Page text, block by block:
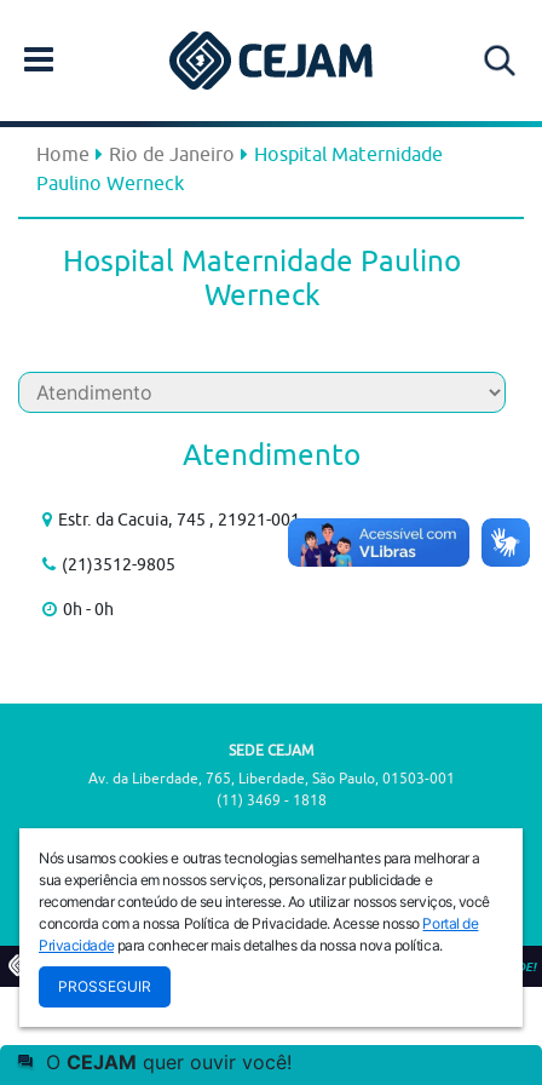
Home Rio de Janeiro
Hospital Maternidade
Paulino Werneck
Hospital Maternidade Paulino
Werneck
Atendimento
Estr. da Cacuia, 745 , 21921-001
(21)3512-9805
0h - 0h
SEDE CEJAM
Av. da Liberdade, 765, Liberdade, São Paulo, 01503-001
(11) 3469 - 1818
Av. da Liberdade, 765, Liberdade, São Paulo, 01503-001
(11) 3469 - 1818
© 2026 PREVENIR É VIVER COM QUALIDADE!
Nós usamos cookies e outras tecnologias semelhantes para melhorar a
sua experiência em nossos serviços, personalizar publicidade e
recomendar conteúdo de seu interesse. Ao utilizar nossos serviços, você
concorda com a nossa Política de Privacidade. Acesse nosso Portal de
Privacidadepara conhecer mais detalhes da nossa nova política.
PROSSEGUIR
O CEJAM quer ouvir você!